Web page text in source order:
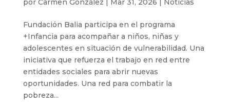
por Carmen González | Mar 31, 2026 | Noticias
Fundación Balia participa en el programa
+Infancia para acompañar a niños, niñas y
adolescentes en situación de vulnerabilidad. Una
iniciativa que refuerza el trabajo en red entre
entidades sociales para abrir nuevas
oportunidades. Una red para combatir la
pobreza...